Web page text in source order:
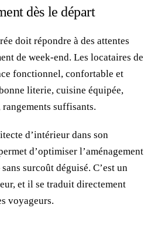
dès le départ
doit répondre à des attentes
de week-end. Les locataires de
fonctionnel, confortable et
literie, cuisine équipée,
suffisants.
d’intérieur dans son
d’optimiser l’aménagement
surcoût déguisé. C’est un
et il se traduit directement
voyageurs.